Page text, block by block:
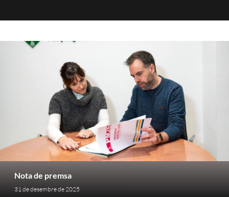
Nota de premsa
31 de desembre de 2025